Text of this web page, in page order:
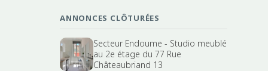
ANNONCES CLÔTURÉES
Secteur Endoume - Studio meublé
au 2e étage du 77 Rue
Châteaubriand 13